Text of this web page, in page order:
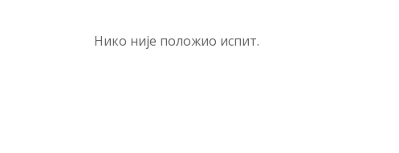
Нико није положио испит.